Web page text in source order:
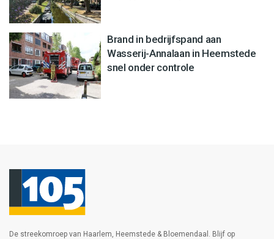
Brand in bedrijfspand aan
Wasserij-Annalaan in Heemstede
snel onder controle
De streekomroep van Haarlem, Heemstede & Bloemendaal. Blijf op